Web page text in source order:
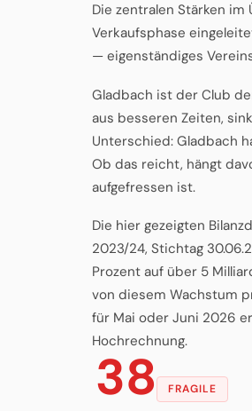
Die zentralen Stärken
Verkaufsphase
— eigenständiges
Gladbach ist der Club
aus besseren Zeiten,
Unterschied: Gladbach
Ob das reicht, hängt
aufgefressen ist.
Die hier gezeigten
2023/24, Stichtag
Prozent auf über 5
von diesem Wachstum
für Mai oder Juni 2026
Hochrechnung.
38 FRAGILE